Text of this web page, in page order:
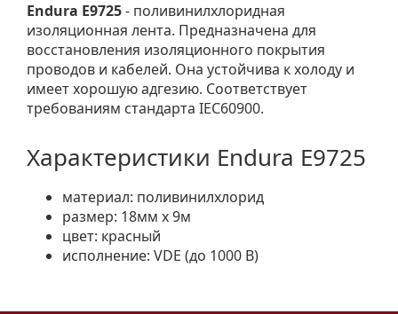
Endura E9725- поливинилхлоридная
изоляционная лента. Предназначена для
восстановления изоляционного покрытия
проводов и кабелей. Она устойчива к холоду и
имеет хорошую адгезию. Соответствует
требованиям стандарта IEC60900.
Характеристики Endura E9725
материал: поливинилхлорид
размер: 18мм x 9м
цвет: красный
исполнение: VDE (до 1000 В)